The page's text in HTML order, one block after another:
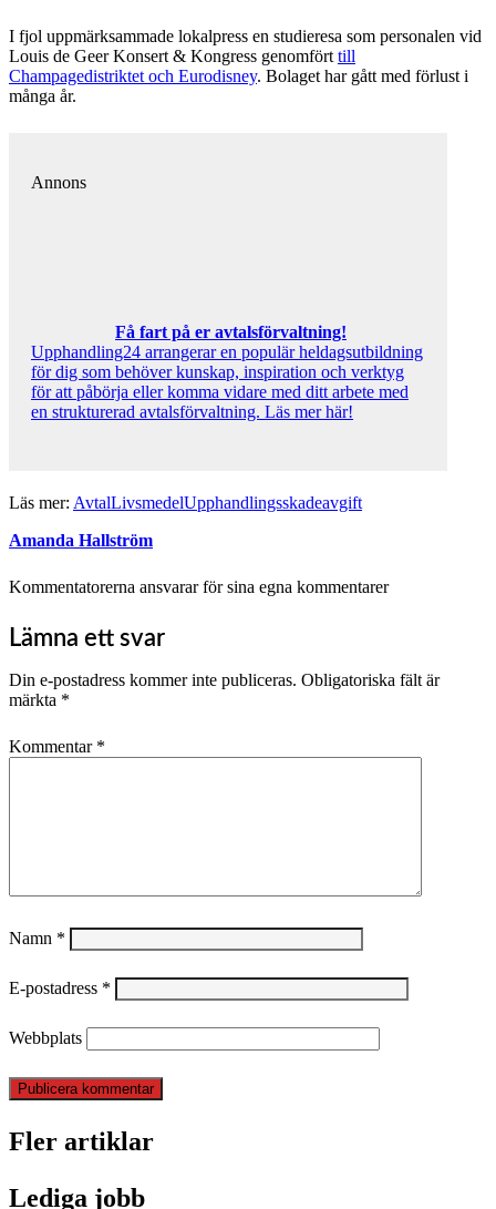
I fjol uppmärksammade lokalpress en studieresa som personalen vid
Louis de Geer Konsert & Kongress genomfört till
Champagedistriktet och Eurodisney. Bolaget har gått med förlust i
många år.
Annons
Få fart på er avtalsförvaltning!
Upphandling24 arrangerar en populär heldagsutbildning
för dig som behöver kunskap, inspiration och verktyg
för att påbörja eller komma vidare med ditt arbete med
en strukturerad avtalsförvaltning. Läs mer här!
Läs mer: AvtalLivsmedelUpphandlingsskadeavgift
Amanda Hallström
Kommentatorerna ansvarar för sina egna kommentarer
Lämna ett svar
Din e-postadress kommer inte publiceras. Obligatoriska fält är
märkta *
Kommentar *
Namn *
E-postadress *
Webbplats
Fler artiklar
Lediga jobb